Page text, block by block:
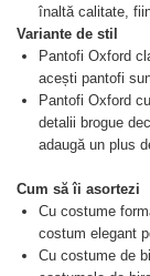
înaltă calitate,
Variante de stil
Pantofi Oxford
acești pantofi
Pantofi Oxford
detalii brogue
adaugă un plus
Cum să îi asortezi
Cu costume
costum elegant
Cu costume de